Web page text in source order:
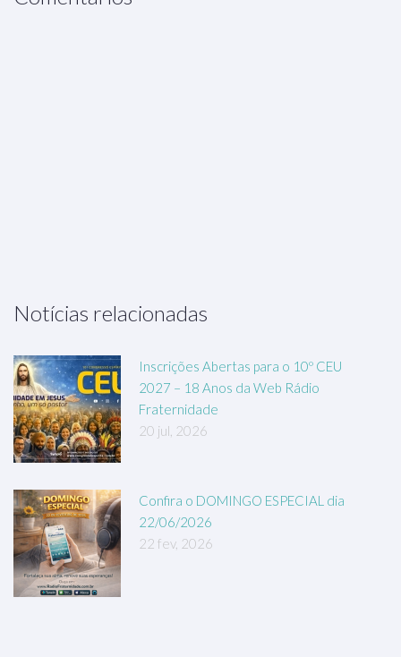
Notícias relacionadas
Inscrições Abertas para o 10º CEU
2027 – 18 Anos da Web Rádio
Fraternidade
20 jul, 2026
Confira o DOMINGO ESPECIAL dia
22/06/2026
22 fev, 2026